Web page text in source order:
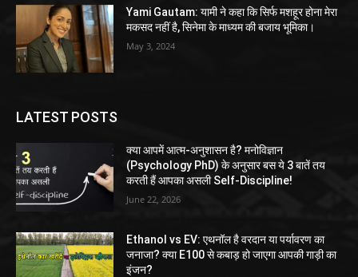
Yami Gautam: यामी ने कहा कि सिर्फ मशहूर होना मेरा
मकसद नहीं है, सिनेमा के माध्यम की बजाय भूमिका।
May 3, 2024
LATEST POSTS
क्या आपमें आत्म-अनुशासन है? मनोविज्ञान
(Psychology PhD) के अनुसार बस ये 3 बातें तय
करती हैं आपका असली Self-Discipline!
June 22, 2026
Ethanol vs EV: एथनॉल है वरदान या पर्यावरण का
जनाजा? क्या E100 से कबाड़ हो जाएगा आपकी गाड़ी का
इंजन?